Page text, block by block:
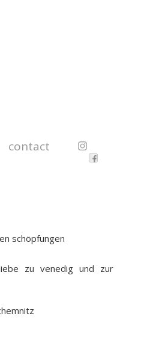
contact
schöpfungen
zu venedig und zur